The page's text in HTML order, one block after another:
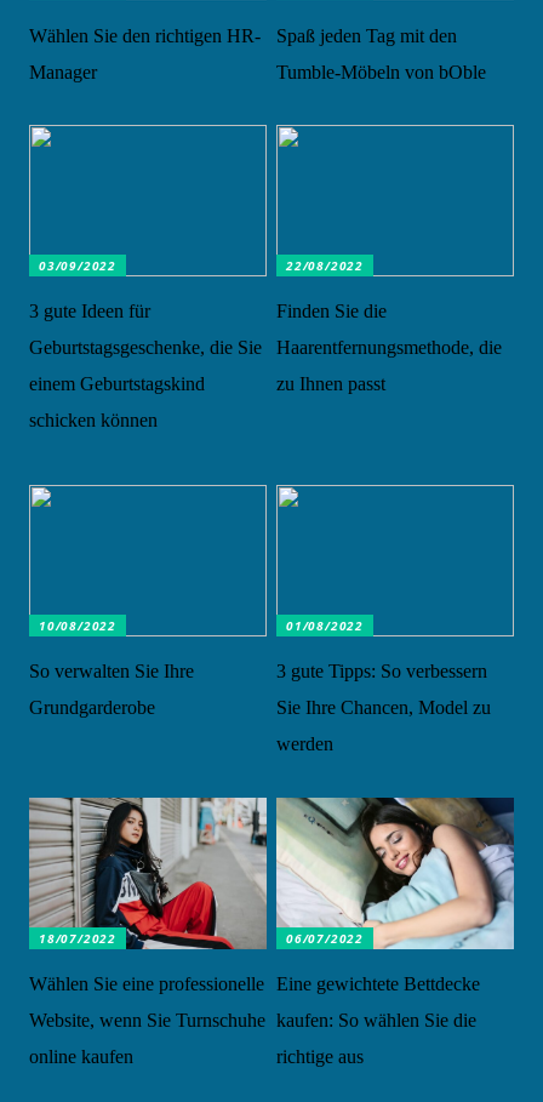
Wählen Sie den richtigen HR-
Manager
Spaß jeden Tag mit den
Tumble-Möbeln von bOble
03/09/2022
3 gute Ideen für
Geburtstagsgeschenke, die Sie
einem Geburtstagskind
schicken können
22/08/2022
Finden Sie die
Haarentfernungsmethode, die
zu Ihnen passt
10/08/2022
So verwalten Sie Ihre
Grundgarderobe
01/08/2022
3 gute Tipps: So verbessern
Sie Ihre Chancen, Model zu
werden
18/07/2022
Wählen Sie eine professionelle
Website, wenn Sie Turnschuhe
online kaufen
06/07/2022
Eine gewichtete Bettdecke
kaufen: So wählen Sie die
richtige aus